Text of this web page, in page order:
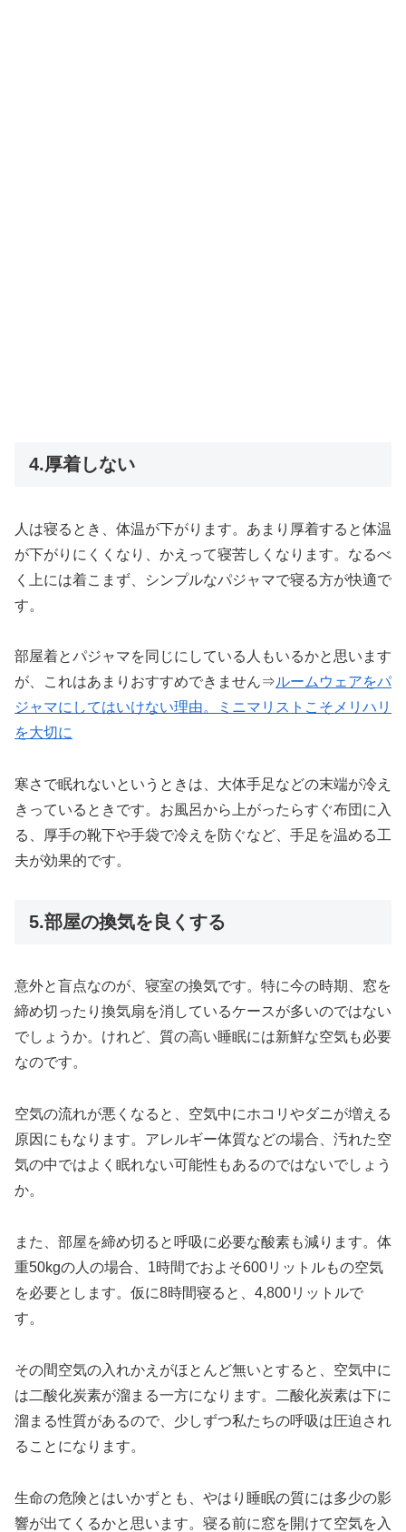
4.厚着しない
人は寝るとき、体温が下がります。あまり厚着すると体温
が下がりにくくなり、かえって寝苦しくなります。なるべ
く上には着こまず、シンプルなパジャマで寝る方が快適で
す。
部屋着とパジャマを同じにしている人もいるかと思います
が、これはあまりおすすめできません⇒ルームウェアをパ
ジャマにしてはいけない理由。ミニマリストこそメリハリ
を大切に
寒さで眠れないというときは、大体手足などの末端が冷え
きっているときです。お風呂から上がったらすぐ布団に入
る、厚手の靴下や手袋で冷えを防ぐなど、手足を温める工
夫が効果的です。
5.部屋の換気を良くする
意外と盲点なのが、寝室の換気です。特に今の時期、窓を
締め切ったり換気扇を消しているケースが多いのではない
でしょうか。けれど、質の高い睡眠には新鮮な空気も必要
なのです。
空気の流れが悪くなると、空気中にホコリやダニが増える
原因にもなります。アレルギー体質などの場合、汚れた空
気の中ではよく眠れない可能性もあるのではないでしょう
か。
また、部屋を締め切ると呼吸に必要な酸素も減ります。体
重50kgの人の場合、1時間でおよそ600リットルもの空気
を必要とします。仮に8時間寝ると、4,800リットルで
す。
その間空気の入れかえがほとんど無いとすると、空気中に
は二酸化炭素が溜まる一方になります。二酸化炭素は下に
溜まる性質があるので、少しずつ私たちの呼吸は圧迫され
ることになります。
生命の危険とはいかずとも、やはり睡眠の質には多少の影
響が出てくるかと思います。寝る前に窓を開けて空気を入